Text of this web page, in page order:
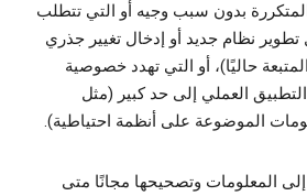
بدون سبب وجيه أو التي تتطلب
تطوير نظام جديد أو إدخال تغيير جذري
حاليًا)، أو التي تهدد خصوصية
التطبيق العملي إلى حد كبير (مثل
الموضوعة على أنظمة احتياطية).
المعلومات وتصحيحها مجانًا متى